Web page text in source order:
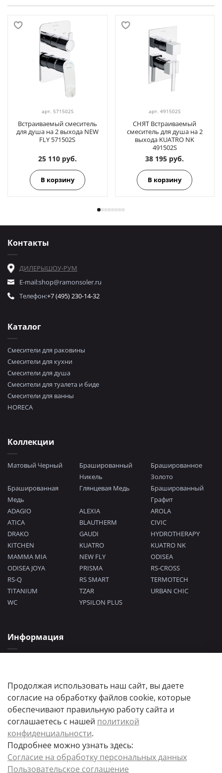
арт. 571502S
Встраиваемый смеситель
для душа на 2 выхода NEW
FLY 571502S
25 110 руб.
В корзину
арт.491502S
СНЯТ Встраиваемый
смеситель для душа на 2
выхода KUATRO NK
491502S
38 195 руб.
В корзину
Каталог
Смесители для раковины
Смесители для кухни
Смесители для душа
Смесители для туалета и биде
Смесители для ванны
HORECA
Коллекции
Матовый Черный
Брашированный
Никель
Брашированное
Золото
Брашированная
Медь
Глянцевая Медь
Брашированный
Графит
ADAGIO
ALEXIA
AROLA
ATICA
BLAUTHERM
CIVIC
DRAKO
GAUDI
HYDROTHERAPY
KITCHEN
KUATRO
KUATRO NK
MAMMA MIA
NEW FLY
ODISEA
ODISEA JOYA
PRISMA
RS-CROSS
RS-Q
RS SMART
TERMOTECH
TITANIUM
TZAR
URBAN CHIC
WC
YPSILON PLUS
Информация
Пользовательское соглашение
Контакты
ДИЛЕРЫШОУ-РУМ
E-mail:shop@ramonsoler.ru
Телефон:+7 (495) 230-14-32
Цены товаров и их количество, а так же комплектация и цвета носят
информационный характер.
Продолжая использовать наш сайт, вы даете
согласие на обработку файлов cookie, которые
обеспечивают правильную работу сайта и
соглашаетесь с нашей политикой
конфиденциальности.
Подробнее можно узнать здесь:
Согласие на обработку персональных данных
Пользовательское соглашение